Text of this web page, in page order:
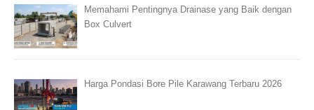
Memahami Pentingnya Drainase yang Baik dengan
Box Culvert
Harga Pondasi Bore Pile Karawang Terbaru 2026